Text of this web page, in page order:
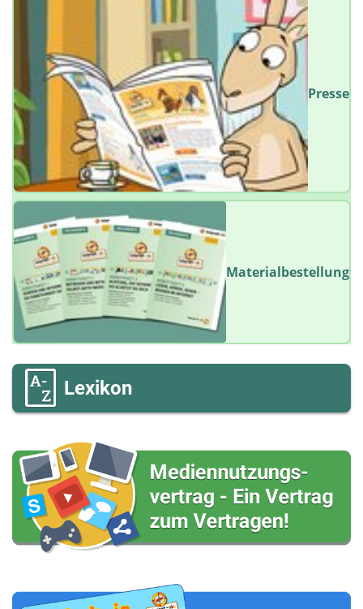
Presse
Materialbestellung
Lexikon